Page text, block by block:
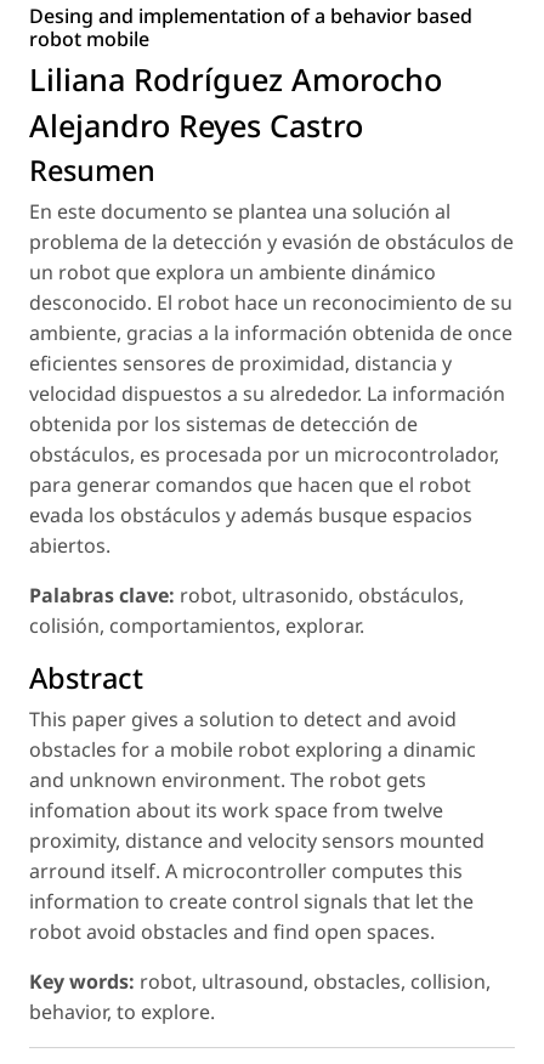
Desing and implementation of a behavior based
robot mobile
Liliana Rodríguez Amorocho
Alejandro Reyes Castro
Resumen
En este documento se plantea una solución al
problema de la detección y evasión de obstáculos de
un robot que explora un ambiente dinámico
desconocido. El robot hace un reconocimiento de su
ambiente, gracias a la información obtenida de once
eficientes sensores de proximidad, distancia y
velocidad dispuestos a su alrededor. La información
obtenida por los sistemas de detección de
obstáculos, es procesada por un microcontrolador,
para generar comandos que hacen que el robot
evada los obstáculos y además busque espacios
abiertos.
Palabras clave: robot, ultrasonido, obstáculos,
colisión, comportamientos, explorar.
Abstract
This paper gives a solution to detect and avoid
obstacles for a mobile robot exploring a dinamic
and unknown environment. The robot gets
infomation about its work space from twelve
proximity, distance and velocity sensors mounted
arround itself. A microcontroller computes this
information to create control signals that let the
robot avoid obstacles and find open spaces.
Key words: robot, ultrasound, obstacles, collision,
behavior, to explore.